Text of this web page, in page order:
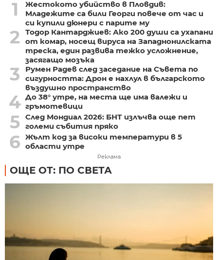
1
Жестокото убийство в Пловдив:
Младежите са били Георги повече от час и
си купили дюнери с парите му
2
Тодор Кантарджиев: Ако 200 души са ухапани
от комар, носещ вируса на Западнонилската
треска, един развива тежко усложнение,
засягащо мозъка
3
Румен Радев след заседание на Съвета по
сигурността: Дрон е нахлул в българското
въздушно пространство
4 До 38° утре, на места ще има валежи и
гръмотевици
5 След Мондиал 2026: БНТ излъчва още пет
големи събития пряко
6 Жълт код за високи температури в 5
области утре
Реклама
ОЩЕ ОТ: ПО СВЕТА